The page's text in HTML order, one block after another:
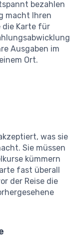
bezahlen
macht Ihren
die Karte für
Ausgaben im
Ort.
was sie
Sie müssen
kümmern
fast überall
der Reise die